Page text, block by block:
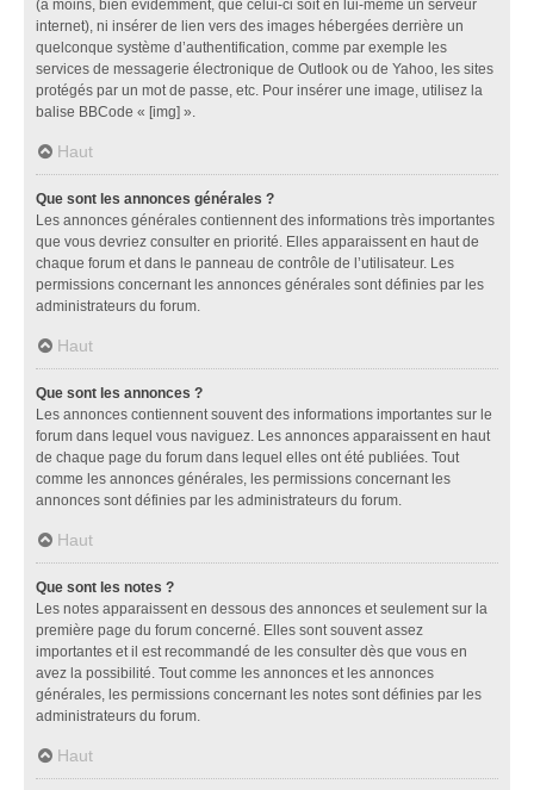
(à moins, bien évidemment, que celui-ci soit en lui-même un serveur
internet), ni insérer de lien vers des images hébergées derrière un
quelconque système d’authentification, comme par exemple les
services de messagerie électronique de Outlook ou de Yahoo, les sites
protégés par un mot de passe, etc. Pour insérer une image, utilisez la
balise BBCode « [img] ».
Haut
Que sont les annonces générales ?
Les annonces générales contiennent des informations très importantes
que vous devriez consulter en priorité. Elles apparaissent en haut de
chaque forum et dans le panneau de contrôle de l’utilisateur. Les
permissions concernant les annonces générales sont définies par les
administrateurs du forum.
Haut
Que sont les annonces ?
Les annonces contiennent souvent des informations importantes sur le
forum dans lequel vous naviguez. Les annonces apparaissent en haut
de chaque page du forum dans lequel elles ont été publiées. Tout
comme les annonces générales, les permissions concernant les
annonces sont définies par les administrateurs du forum.
Haut
Que sont les notes ?
Les notes apparaissent en dessous des annonces et seulement sur la
première page du forum concerné. Elles sont souvent assez
importantes et il est recommandé de les consulter dès que vous en
avez la possibilité. Tout comme les annonces et les annonces
générales, les permissions concernant les notes sont définies par les
administrateurs du forum.
Haut